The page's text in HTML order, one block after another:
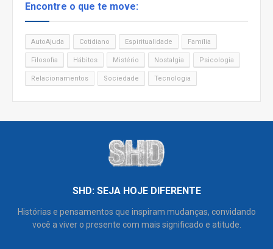
Encontre o que te move:
AutoAjuda Cotidiano Espiritualidade Família
Filosofia Hábitos Mistério Nostalgia Psicologia
Relacionamentos Sociedade Tecnologia
SHD: SEJA HOJE DIFERENTE
Histórias e pensamentos que inspiram mudanças, convidando
você a viver o presente com mais significado e atitude.